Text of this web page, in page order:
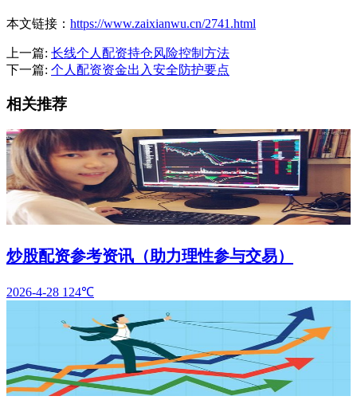
本文链接： https://www.zaixianwu.cn/2741.html
上一篇: 长线个人配资持仓风险控制方法
下一篇: 个人配资资金出入安全防护要点
相关推荐
炒股配资参考资讯（助力理性参与交易）
2026-4-28 124℃